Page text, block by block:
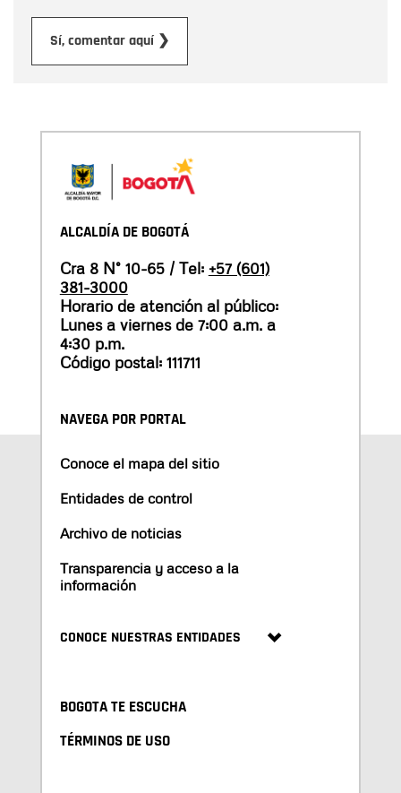
Sí, comentar aquí ❯
ALCALDÍA DE BOGOTÁ
Cra 8 N° 10-65 / Tel: +57 (601)
381-3000
Horario de atención al público:
Lunes a viernes de 7:00 a.m. a
4:30 p.m.
Código postal: 111711
NAVEGA POR PORTAL
Conoce el mapa del sitio
Entidades de control
Archivo de noticias
Transparencia y acceso a la
información
CONOCE NUESTRAS ENTIDADES
BOGOTA TE ESCUCHA
TÉRMINOS DE USO